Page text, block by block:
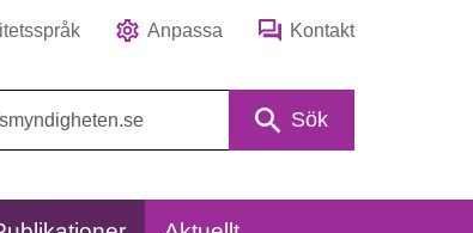
Anpassa Kontakt
Sök